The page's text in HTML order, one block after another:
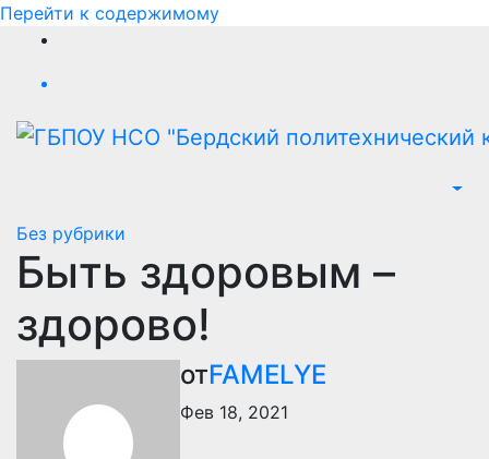
Перейти к содержимому
Без рубрики
Быть здоровым –
здорово!
отFAMELYE
Фев 18, 2021